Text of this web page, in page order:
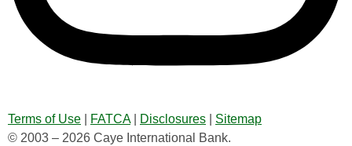
Terms of Use FATCA| Disclosures
Sitemap
© 2003 – 2026 Caye International Bank.